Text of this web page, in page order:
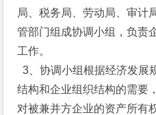
局、税务局、劳动局、审计
管部门组成协调小组，负责
工作。
3、协调小组根据经济发展
结构和企业组织结构的需要
对被兼并方企业的资产所有